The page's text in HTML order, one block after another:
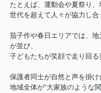
たとえば、運動会や夏祭り、
世代を超えて人々が協力し合
茄子作や春日エリアでは、
が並び、
子どもたちが笑顔で走り回る
保護者同士が自然と声を掛け
地域全体が“大家族のような